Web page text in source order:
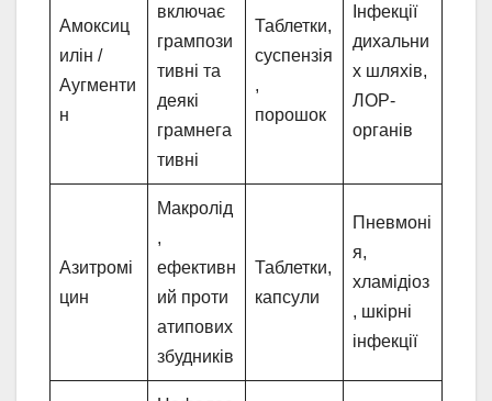
Амоксиц
илін /
Аугменти
н
включає
грампози
тивні та
деякі
грамнега
тивні
Таблетки,
суспензія
,
порошок
Інфекції
дихальни
х шляхів,
ЛОР-
органів
Азитромі
цин
Макролід
,
ефективн
ий проти
атипових
збудників
Таблетки,
капсули
Пневмоні
я,
хламідіоз
, шкірні
інфекції